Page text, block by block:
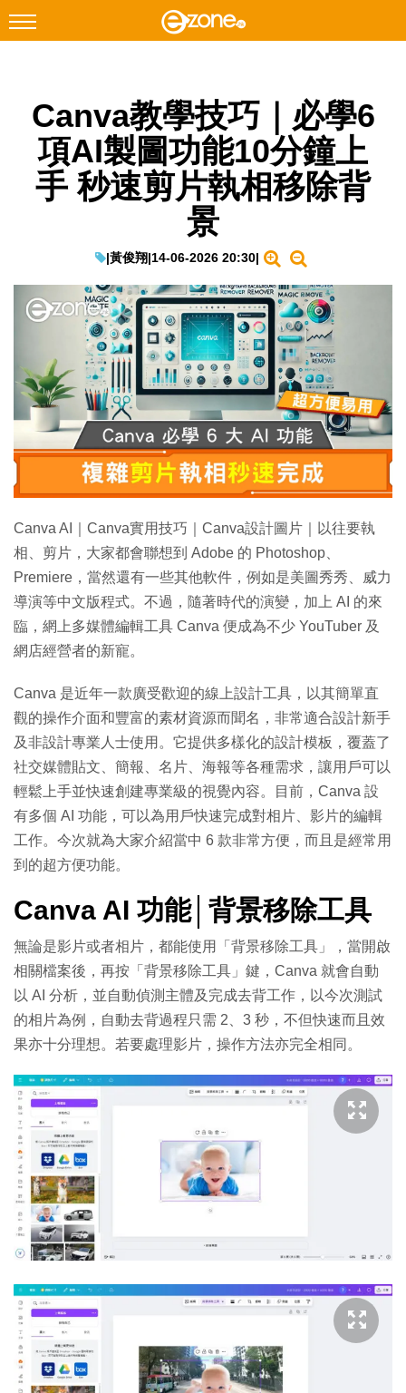
Facebook Instagram
科技焦點
網絡生活
EduTech
IT Times
生成式AI與雲端應用
Enterprise Digital Transformation
特集
Canva教學技巧｜必學6
項AI製圖功能10分鐘上
手 秒速剪片執相移除背
景
|黃俊翔|14-06-2026 20:30|
Canva AI｜Canva實用技巧｜Canva設計圖片｜以往要執
相、剪片，大家都會聯想到 Adobe 的 Photoshop、
Premiere，當然還有一些其他軟件，例如是美圖秀秀、威力
導演等中文版程式。不過，隨著時代的演變，加上 AI 的來
臨，網上多媒體編輯工具 Canva 便成為不少 YouTuber 及
網店經營者的新寵。
Canva 是近年一款廣受歡迎的線上設計工具，以其簡單直
觀的操作介面和豐富的素材資源而聞名，非常適合設計新手
及非設計專業人士使用。它提供多樣化的設計模板，覆蓋了
社交媒體貼文、簡報、名片、海報等各種需求，讓用戶可以
輕鬆上手並快速創建專業級的視覺內容。目前，Canva 設
有多個 AI 功能，可以為用戶快速完成對相片、影片的編輯
工作。今次就為大家介紹當中 6 款非常方便，而且是經常用
到的超方便功能。
Canva AI 功能│背景移除工具
無論是影片或者相片，都能使用「背景移除工具」，當開啟
相關檔案後，再按「背景移除工具」鍵，Canva 就會自動
以 AI 分析，並自動偵測主體及完成去背工作，以今次測試
的相片為例，自動去背過程只需 2、3 秒，不但快速而且效
果亦十分理想。若要處理影片，操作方法亦完全相同。